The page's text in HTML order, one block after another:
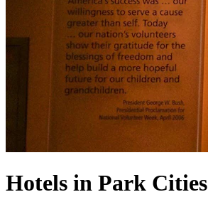
Hotels in Park Cities